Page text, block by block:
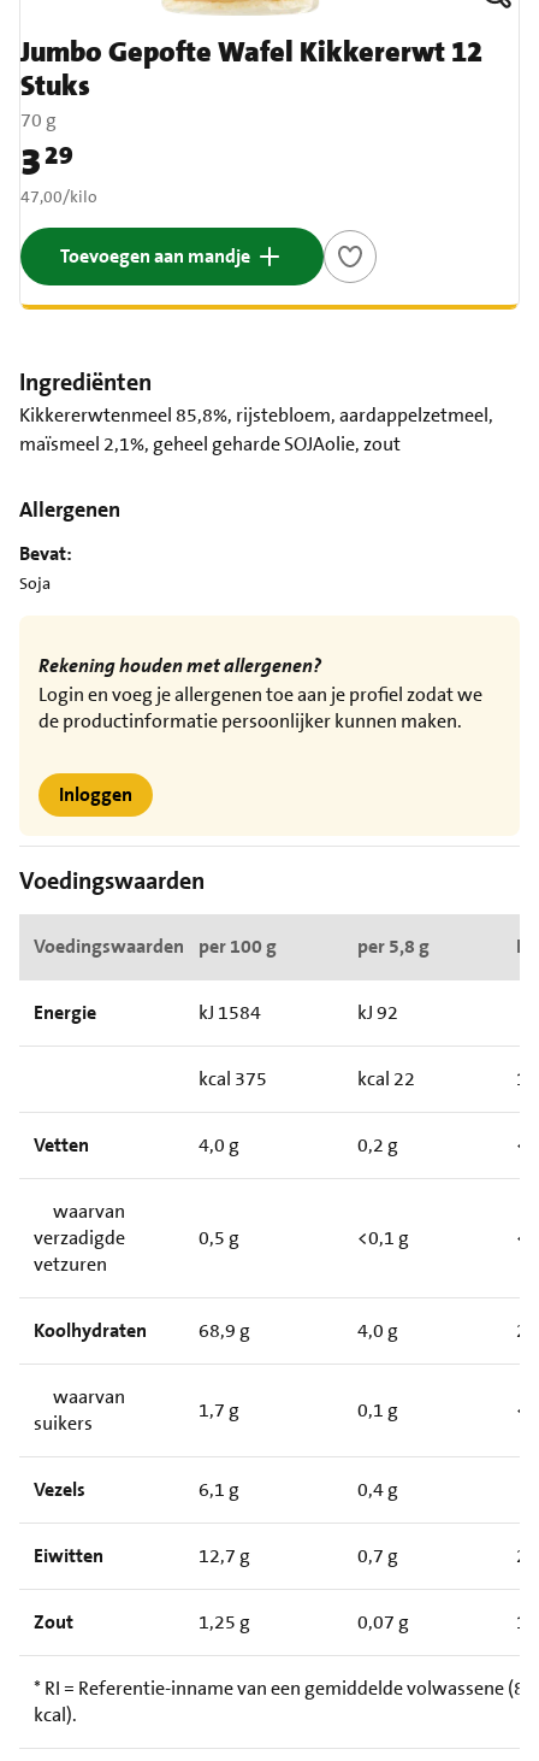
Jumbo Gepofte Wafel Kikkererwt 12
Stuks
70 g
Prijs: € 3,29
329
€ 47,00 per kilo
47,00/kilo
Toevoegen aan mandje
Ingrediënten
Kikkererwtenmeel 85,8%, rijstebloem, aardappelzetmeel,
maïsmeel 2,1%, geheel geharde SOJAolie, zout
Allergenen
Bevat:
Soja
Rekening houden met allergenen?
Login en voeg je allergenen toe aan je profiel zodat we
de productinformatie persoonlijker kunnen maken.
Inloggen
Voedingswaarden
Voedingswaarden per 100 g per 5,8 g RI*
Energie kJ 1584 kJ 92
kcal 375 kcal 22
Vetten 4,0 g 0,2 g
waarvan
verzadigde
vetzuren
0,5 g <0,1 g
Koolhydraten 68,9 g 4,0 g
waarvan
suikers
1,7 g 0,1 g
Vezels 6,1 g 0,4 g
Eiwitten 12,7 g 0,7 g
Zout 1,25 g 0,07 g
* RI = Referentie-inname van een gemiddelde volwassene
kcal).